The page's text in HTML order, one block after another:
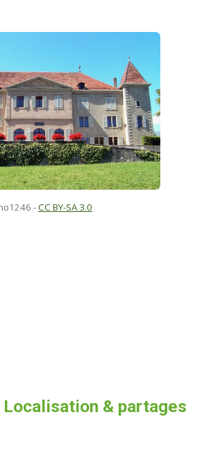
-CC BY-SA 3.0
Localisation & partages